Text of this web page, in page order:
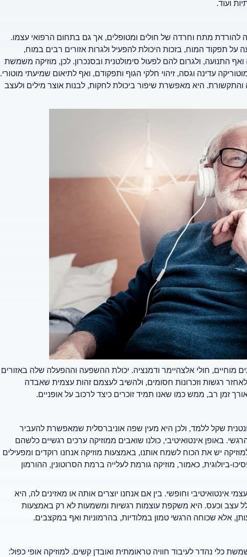
ועוד.
מתח וחרדה של חולים ומטופלים, אך גם בתחום הרפואי עצמו.
תפקוד המוח, בזכות היכולת להפעיל ולגרות אזורים רבים במוח,
התנועה, ולגרום להם לפעול סימולטנית ובסנכרון. לכן, מוזיקה משמשת
עדינה וגסה, זיהוי חלקי הגוף ותפקודם, ואף לתיאום שמיעתי מוטורי.
היא מאפשרת שיפור ביכולת לחקות, לבנות אוצר מילים ולעצב
מוחיים, חולי אלצהיימר ודמנציה. יכולת ההשפעה וההפעלה שלה באזורים
רגשות וזכרונות חסומים, ולהשיב לעצמם זהות עצמית שאבדה
זמן רב, ממש כמו שאנו תמיד זוכרים כיצד לרכוב על אופניים.
שקל ללמד, ולכן היא מעין שפה אוניברסלית שמאפשרת להעביר
באופן אינטואיטיבי, כולנו שואבים ממוזיקה ערכים רגשיים כלשהם
יש את הכוח לשמח אותנו, באמצעות מוזיקה אנחנו רוקדים ומפעילים
ביולוגית, כאמור, מוזיקה גורמת לעלייה ברמת הסרוטונין, ההורמון
אינטואיטיבי וחופשי. בין אם אנחנו יוצרים אותה או מאזינים לה, היא
עצב וכעס. היא משקפת עוצמות רגשיות ומשמעות לא רק באמצעות
אלא שכוחה הרגשי טמון במלודיות, בהרמוניות ואף במקצבים.
כלי נהדר לעיבוד חוויה טראומתית ואובדן קשים. למוזיקה אופי כפול: